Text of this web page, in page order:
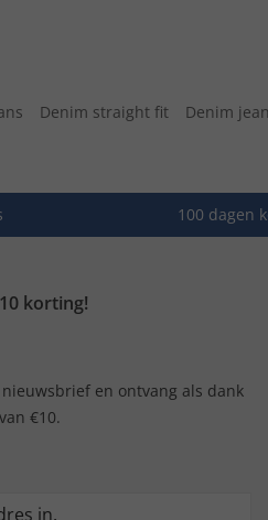
Denim straight fit Denim
100 dagen
korting!
en ontvang als dank
€10.